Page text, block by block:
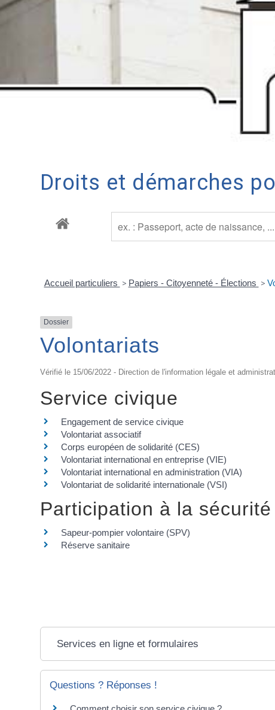
Droits et démarches
Accueil particuliers > Papiers - Citoyenneté - Élections >
Dossier
Volontariats
Vérifié le 15/06/2022 - Direction de l'information légale et
Service civique
Engagement de service civique
Volontariat associatif
Corps européen de solidarité (CES)
Volontariat international en entreprise (VIE)
Volontariat international en administration (VIA)
Volontariat de solidarité internationale (VSI)
Participation à la
Sapeur-pompier volontaire (SPV)
Réserve sanitaire
Services en ligne et formulaires
Questions ? Réponses !